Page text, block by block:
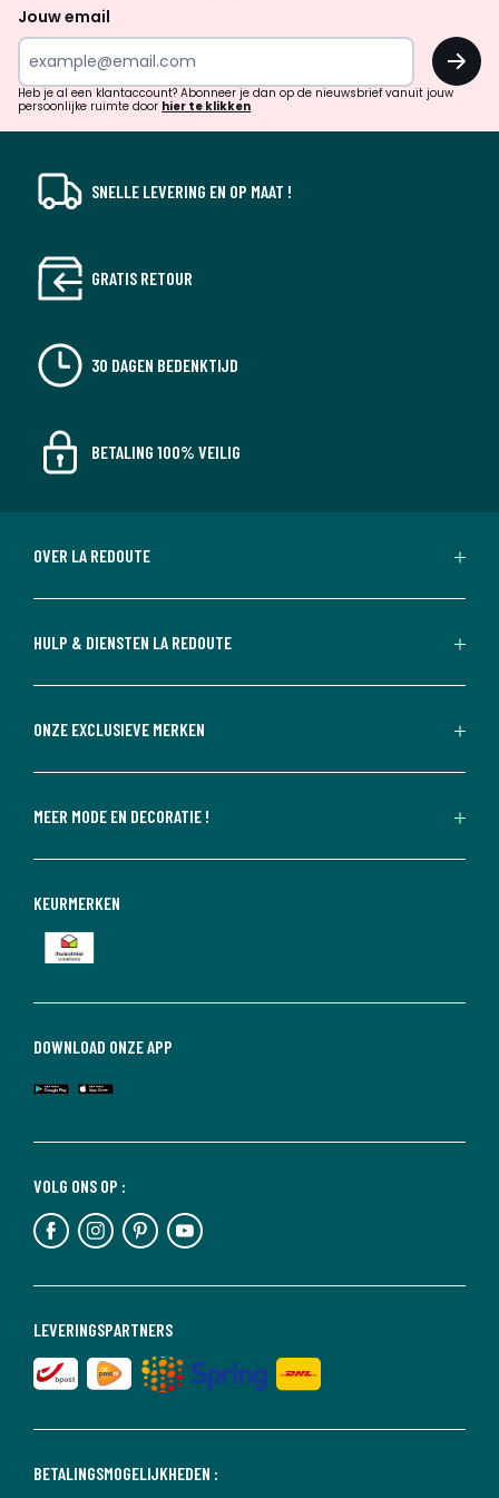
inspiratie
verrassingen?
Jouw email
OK
Heb je al een klantaccount? Abonneer je dan op de nieuwsbrief vanuit jouw
persoonlijke ruimte door hier te klikken
SNELLE LEVERING EN OP MAAT !
GRATIS RETOUR
30 DAGEN BEDENKTIJD
BETALING 100% VEILIG
OVER LA REDOUTE
HULP & DIENSTEN LA REDOUTE
ONZE EXCLUSIEVE MERKEN
MEER MODE EN DECORATIE !
BETALINGSMOGELIJKHEDEN :
LEVERINGSPARTNERS
VOLG ONS OP :
DOWNLOAD ONZE APP
KEURMERKEN